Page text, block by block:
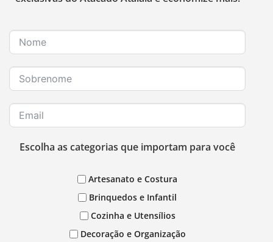
Escolha as categorias que importam para você
Artesanato e Costura
Brinquedos e Infantil
Cozinha e Utensílios
Decoração e Organização